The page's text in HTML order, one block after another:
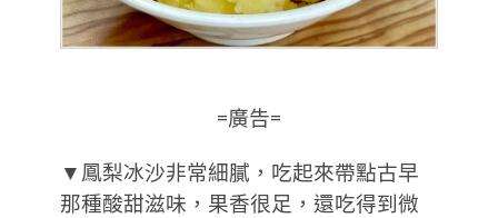
=廣告=
▼鳳梨冰沙非常細膩，吃起來帶點古早
那種酸甜滋味，果香很足，還吃得到微